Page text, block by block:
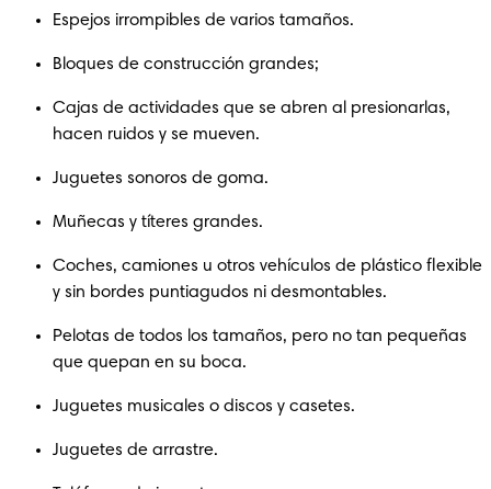
Espejos irrompibles de varios tamaños.
Bloques de construcción grandes;
Cajas de actividades que se abren al presionarlas,
hacen ruidos y se mueven.
Juguetes sonoros de goma.
Muñecas y títeres grandes.
Coches, camiones u otros vehículos de plástico flexible
y sin bordes puntiagudos ni desmontables.
Pelotas de todos los tamaños, pero no tan pequeñas
que quepan en su boca.
Juguetes musicales o discos y casetes.
Juguetes de arrastre.